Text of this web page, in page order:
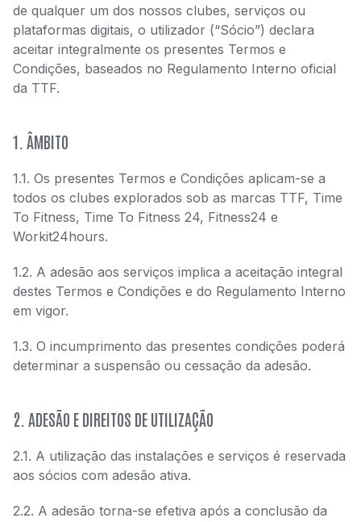
de qualquer um dos nossos clubes, serviços ou
plataformas digitais, o utilizador (“Sócio”) declara
aceitar integralmente os presentes Termos e
Condições, baseados no Regulamento Interno oficial
da TTF.
1. ÂMBITO
1.1. Os presentes Termos e Condições aplicam-se a
todos os clubes explorados sob as marcas TTF, Time
To Fitness, Time To Fitness 24, Fitness24 e
Workit24hours.
1.2. A adesão aos serviços implica a aceitação integral
destes Termos e Condições e do Regulamento Interno
em vigor.
1.3. O incumprimento das presentes condições poderá
determinar a suspensão ou cessação da adesão.
2. ADESÃO E DIREITOS DE UTILIZAÇÃO
2.1. A utilização das instalações e serviços é reservada
aos sócios com adesão ativa.
2.2. A adesão torna-se efetiva após a conclusão da